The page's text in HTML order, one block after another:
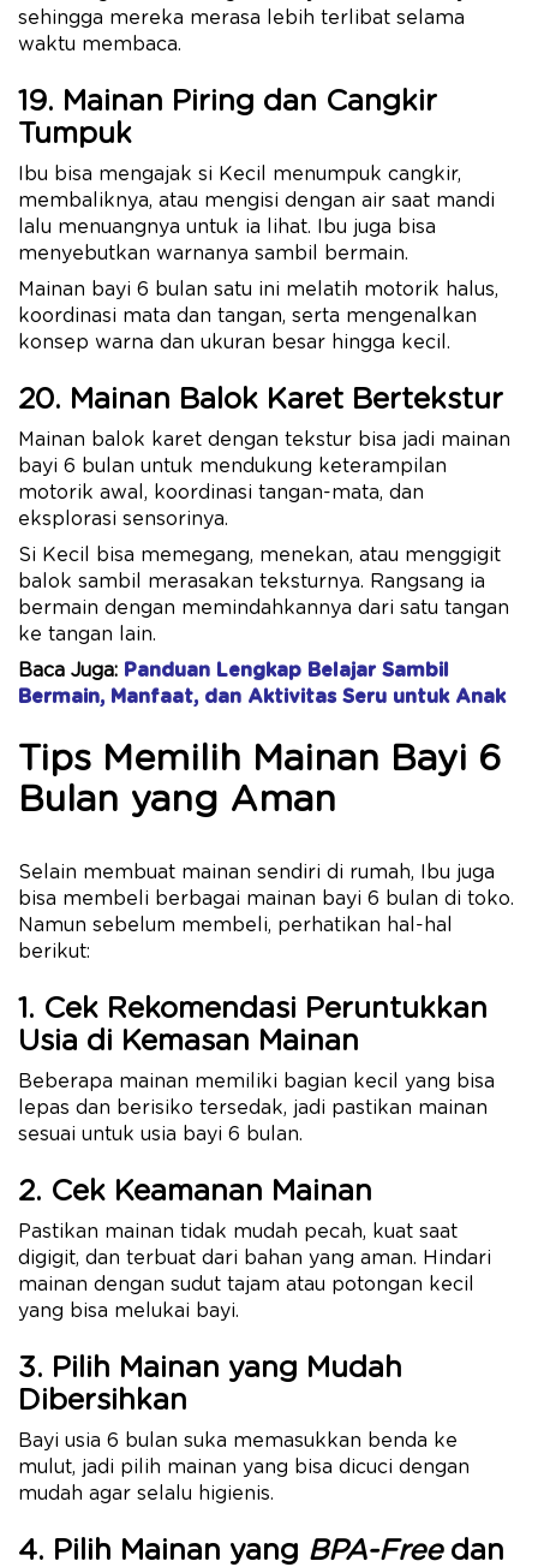
sehingga mereka merasa lebih terlibat selama
waktu membaca.
19. Mainan Piring dan Cangkir
Tumpuk
Ibu bisa mengajak si Kecil menumpuk cangkir,
membaliknya, atau mengisi dengan air saat mandi
lalu menuangnya untuk ia lihat. Ibu juga bisa
menyebutkan warnanya sambil bermain.
Mainan bayi 6 bulan satu ini melatih motorik halus,
koordinasi mata dan tangan, serta mengenalkan
konsep warna dan ukuran besar hingga kecil.
20. Mainan Balok Karet Bertekstur
Mainan balok karet dengan tekstur bisa jadi mainan
bayi 6 bulan untuk mendukung keterampilan
motorik awal, koordinasi tangan-mata, dan
eksplorasi sensorinya.
Si Kecil bisa memegang, menekan, atau menggigit
balok sambil merasakan teksturnya. Rangsang ia
bermain dengan memindahkannya dari satu tangan
ke tangan lain.
Baca Juga: Panduan Lengkap Belajar Sambil
Bermain, Manfaat, dan Aktivitas Seru untuk Anak
Tips Memilih Mainan Bayi 6
Bulan yang Aman
Selain membuat mainan sendiri di rumah, Ibu juga
bisa membeli berbagai mainan bayi 6 bulan di toko.
Namun sebelum membeli, perhatikan hal-hal
berikut:
1. Cek Rekomendasi Peruntukkan
Usia di Kemasan Mainan
Beberapa mainan memiliki bagian kecil yang bisa
lepas dan berisiko tersedak, jadi pastikan mainan
sesuai untuk usia bayi 6 bulan.
2. Cek Keamanan Mainan
Pastikan mainan tidak mudah pecah, kuat saat
digigit, dan terbuat dari bahan yang aman. Hindari
mainan dengan sudut tajam atau potongan kecil
yang bisa melukai bayi.
3. Pilih Mainan yang Mudah
Dibersihkan
Bayi usia 6 bulan suka memasukkan benda ke
mulut, jadi pilih mainan yang bisa dicuci dengan
mudah agar selalu higienis.
4. Pilih Mainan yang BPA-Freedan